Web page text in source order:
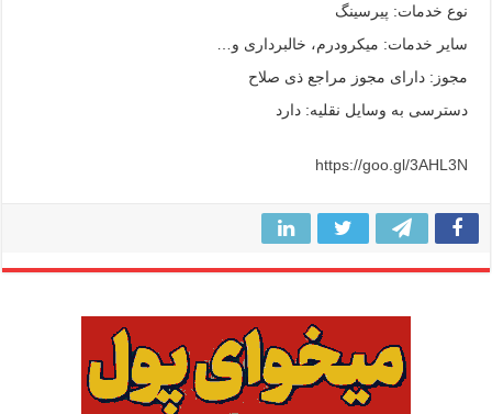
نوع خدمات: پیرسینگ
سایر خدمات: میکرودرم، خالبرداری و…
مجوز: دارای مجوز مراجع ذی صلاح
دسترسی به وسایل نقلیه: دارد
https://goo.gl/3AHL3N